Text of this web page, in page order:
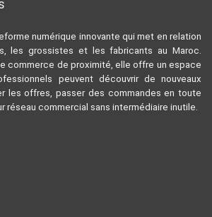
numérique innovante qui met en relation
les grossistes et les fabricants au Maroc.
commerce de proximité, elle offre un espace
peuvent découvrir de nouveaux
les offres, passer des commandes en toute
réseau commercial sans intermédiaire inutile.